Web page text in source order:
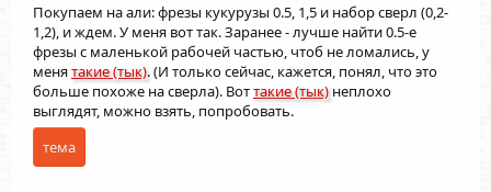
Покупаем на али: фрезы кукурузы 0.5, 1,5 и набор сверл (0,2-
1,2), и ждем. У меня вот так. Заранее - лучше найти 0.5-е
фрезы с маленькой рабочей частью, чтоб не ломались, у
менятакие (тык). (И только сейчас, кажется, понял, что это
больше похоже на сверла). Воттакие (тык)неплохо
выглядят, можно взять, попробовать.
тема